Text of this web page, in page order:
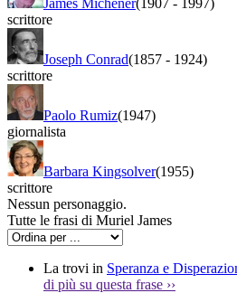
scrittore
Joseph Conrad(1857 - 1924)
scrittore
Paolo Rumiz(1947)
giornalista
Barbara Kingsolver(1955)
scrittore
Nessun personaggio.
Tutte le frasi di Muriel James
La trovi in Speranza e
di più su questa frase ››